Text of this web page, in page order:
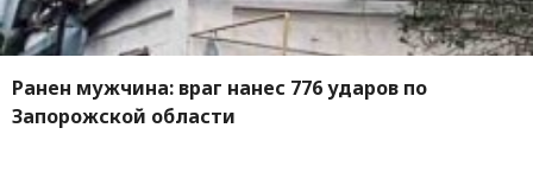
Ранен мужчина: враг нанес 776 ударов по
Запорожской области